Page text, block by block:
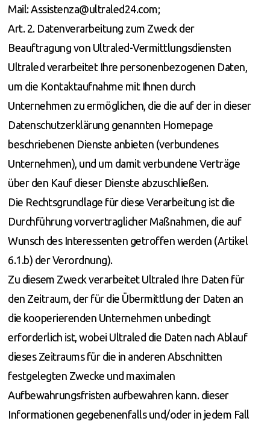
Mail: Assistenza@ultraled24.com;
Art. 2. Datenverarbeitung zum Zweck der
Beauftragung von Ultraled-Vermittlungsdiensten
Ultraled verarbeitet Ihre personenbezogenen Daten,
um die Kontaktaufnahme mit Ihnen durch
Unternehmen zu ermöglichen, die die auf der in dieser
Datenschutzerklärung genannten Homepage
beschriebenen Dienste anbieten (verbundenes
Unternehmen), und um damit verbundene Verträge
über den Kauf dieser Dienste abzuschließen.
Die Rechtsgrundlage für diese Verarbeitung ist die
Durchführung vorvertraglicher Maßnahmen, die auf
Wunsch des Interessenten getroffen werden (Artikel
6.1.b) der Verordnung).
Zu diesem Zweck verarbeitet Ultraled Ihre Daten für
den Zeitraum, der für die Übermittlung der Daten an
die kooperierenden Unternehmen unbedingt
erforderlich ist, wobei Ultraled die Daten nach Ablauf
dieses Zeitraums für die in anderen Abschnitten
festgelegten Zwecke und maximalen
Aufbewahrungsfristen aufbewahren kann. dieser
Informationen gegebenenfalls und/oder in jedem Fall